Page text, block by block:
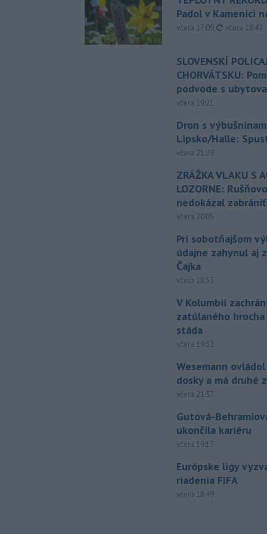
Padol v Kamenici
včera 17:09, aktualizované
včera 18:42
SLOVENSKÍ
CHORVÁTSKU:
podvode s
včera 19:21
Dron s
Lipsko/Halle:
včera 21:29
ZRÁŽKA VLAKU S
LOZORNE:
nedokázal zabrániť
včera 20:05
Pri sobotňajšom
údajne zahynul aj
Čajka
včera 18:55
V Kolumbii
zatúlaného hrocha
stáda
včera 19:32
Wesemann
dosky a má druhé
včera 21:37
Gutová-
ukončila kariéru
včera 19:17
Európske ligy
riadenia FIFA
včera 18:49